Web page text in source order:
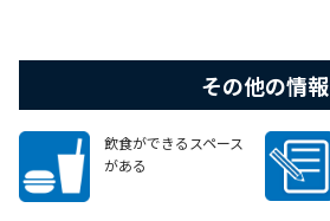
その他の情報
飲食ができるスペース
がある